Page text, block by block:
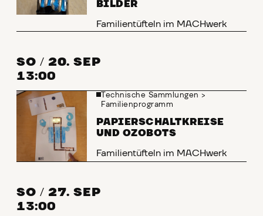
BILDER
Familientüfteln im MACHwerk
SO / 20. SEP
13:00
Technische Sammlungen>
Familienprogramm
PAPIERSCHALTKREISE
UND OZOBOTS
Familientüfteln im MACHwerk
SO / 27. SEP
13:00